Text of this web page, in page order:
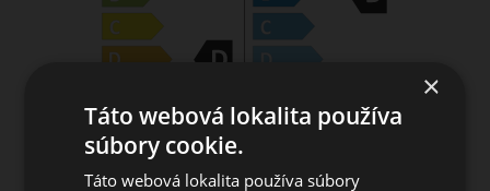
×
Táto webová lokalita používa
súbory cookie.
Táto webová lokalita používa súbory